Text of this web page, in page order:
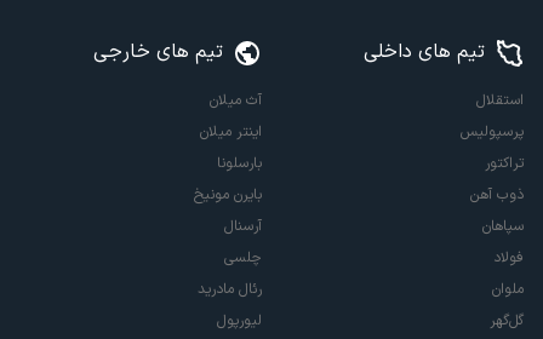
تیم های داخلی
استقلال
پرسپولیس
تراکتور
ذوب آهن
سپاهان
فولاد
ملوان
گل‌گهر
تیم های خارجی
آث میلان
اینتر میلان
بارسلونا
بایرن مونیخ
آرسنال
چلسی
رئال مادرید
لیورپول